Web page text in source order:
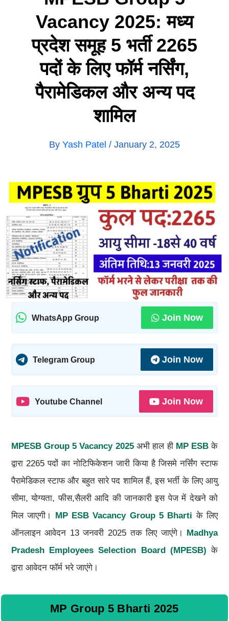
Vacancy 2025: मध्य
प्रदेश समूह 5 भर्ती 2265
पदों के लिए फॉर्म नर्सिंग,
पैरामेडिकल और अन्य पद
शामिल
By Yash Patel / January 2, 2025
WhatsApp Group Join Now
Telegram Group Join Now
Youtube Channel Join Now
MPESB Group 5 Vacancy 2025अभी हाल ही MP ESB के
द्वारा 2265 पदों का नोटिफिकेशन जारी किया है जिसमे नर्सिंग स्टाफ
पैरामेडिकल स्टाफ और बहुत सारे पद शामिल हैं, इस भर्ती के लिए आयु
सीमा, योग्यता, फीस,सैलरी आदि की जानकारी इस पेज में देखने को
मिल जाएगी। MP ESB Vacancy Group 5 Bhartiके लिए
ऑनलाइन आवेदन 13 जनवरी 2025 तक लिए जाएंगे। Madhya
Pradesh Employees Selection Board (MPESB) के
द्वारा आवेदन फॉर्म भरे जाएंगे।
MP Group 5 Bharti 2025